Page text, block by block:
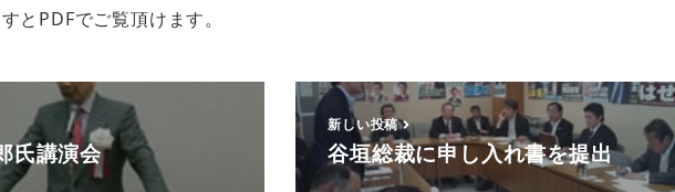
とPDFでご覧頂けます。
氏講演会
新しい投稿
谷垣総裁に申し入れ書を提出